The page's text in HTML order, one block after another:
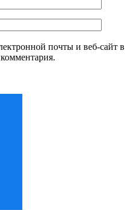
почты и веб-сайт в